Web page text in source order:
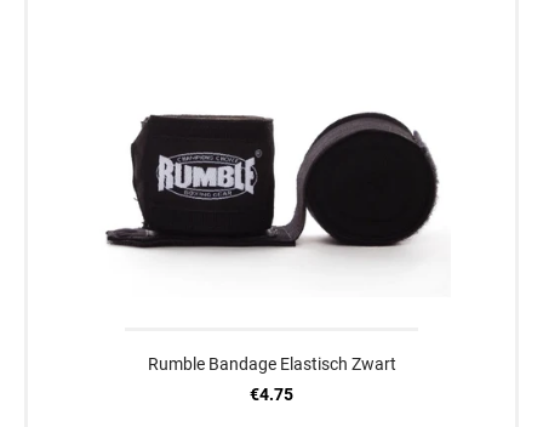
Rumble Bandage Elastisch Zwart
€4.75